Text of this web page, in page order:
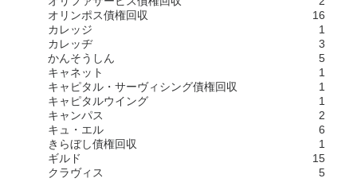
オリンポス債権回収
16
カレッジ
1
カレッヂ
3
かんそうしん
5
キャネット
1
キャピタル・サーヴィシング債権回収
1
キャピタルウイング
1
キャンパス
2
キュ・エル
6
きらぼし債権回収
1
ギルド
15
クラヴィス
5